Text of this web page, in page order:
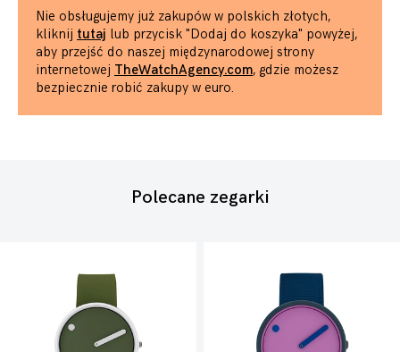
Nie obsługujemy już zakupów w polskich złotych,
kliknij tutaj lub przycisk "Dodaj do koszyka" powyżej,
aby przejść do naszej międzynarodowej strony
internetowej TheWatchAgency.com, gdzie możesz
bezpiecznie robić zakupy w euro.
Polecane zegarki